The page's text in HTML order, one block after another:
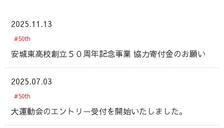
2025.11.13
#50th
安城東高校創立５０周年記念事業 協力寄付金のお願い
2025.07.03
#50th
大運動会のエントリー受付を開始いたしました。